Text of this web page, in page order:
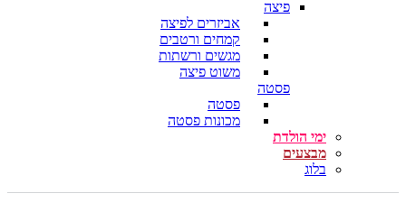
פיצה
אביזרים לפיצה
קמחים ורטבים
מגשים ורשתות
משוט פיצה
פסטה
פסטה
מכונות פסטה
ימי הולדת
מבצעים
בלוג